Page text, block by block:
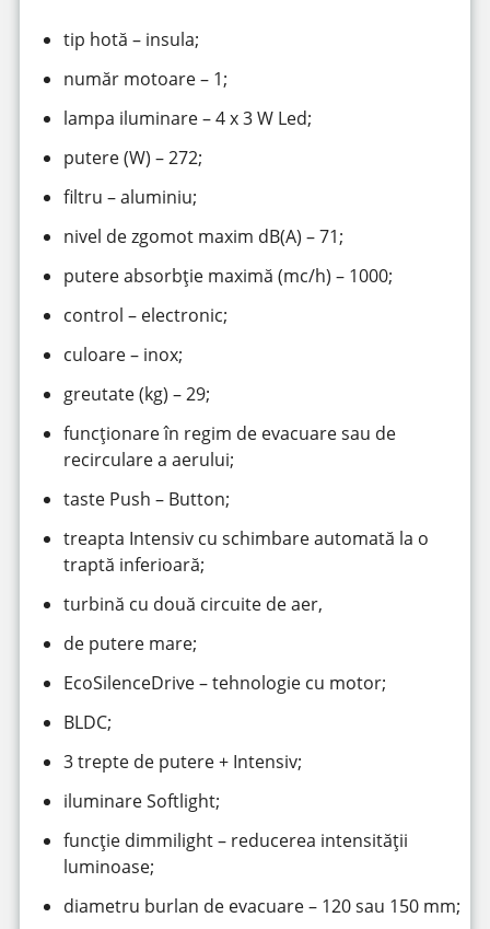
tip hotă – insula;
număr motoare – 1;
lampa iluminare – 4 x 3 W Led;
putere (W) – 272;
filtru – aluminiu;
nivel de zgomot maxim dB(A) – 71;
putere absorbție maximă (mc/h) – 1000;
control – electronic;
culoare – inox;
greutate (kg) – 29;
funcționare în regim de evacuare sau de
recirculare a aerului;
taste Push – Button;
treapta Intensiv cu schimbare automată la o
traptă inferioară;
turbină cu două circuite de aer,
de putere mare;
EcoSilenceDrive – tehnologie cu motor;
BLDC;
3 trepte de putere + Intensiv;
iluminare Softlight;
funcție dimmilight – reducerea intensității
luminoase;
diametru burlan de evacuare – 120 sau 150 mm;